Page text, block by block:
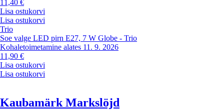
11,40 €
Lisa ostukorvi
Lisa ostukorvi
Trio
Soe valge LED pirn E27, 7 W Globe - Trio
Kohaletoimetamine alates 11. 9. 2026
11,90 €
Lisa ostukorvi
Lisa ostukorvi
Kaubamärk Markslöjd